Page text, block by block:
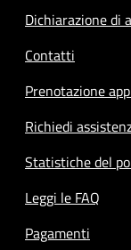
Dichiarazione di
Contatti
Prenotazione
Richiedi
Statistiche del
Leggi le FAQ
Pagamenti